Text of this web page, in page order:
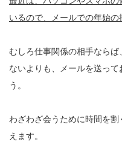
いるので、メールでの年始の
むしろ仕事関係の相手なら
ないよりも、メールを送っ
う。
わざわざ会うために時間を
えます。